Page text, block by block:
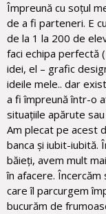
Împreună cu soțul
de a fi parteneri. E
de la 1 la 200 de
faci echipa perfectă
idei, el – grafic
ideile mele.. dar
a fi împreună într-o
situațiile apărute
Am plecat pe acest
banca și iubit-iubită.
băieți, avem mult
în afacere. Încercăm
care îl parcurgem
bucurăm de